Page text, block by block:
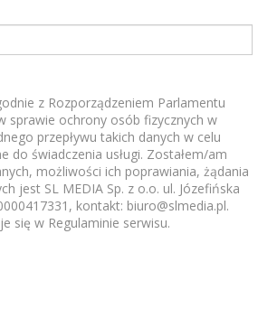
z Rozporządzeniem Parlamentu
sprawie ochrony osób fizycznych w
przepływu takich danych w celu
do świadczenia usługi. Zostałem/am
możliwości ich poprawiania, żądania
jest SL MEDIA Sp. z o.o. ul. Józefińska
kontakt: biuro@slmedia.pl.
się w Regulaminie serwisu.